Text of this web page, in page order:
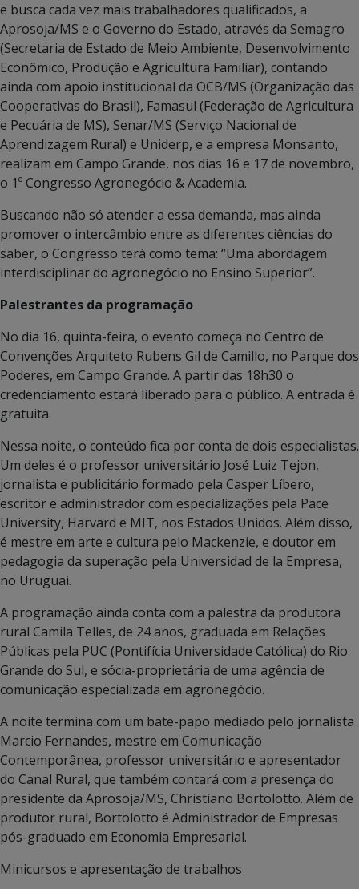
e busca cada vez mais trabalhadores qualificados, a
Aprosoja/MS e o Governo do Estado, através da Semagro
(Secretaria de Estado de Meio Ambiente, Desenvolvimento
Econômico, Produção e Agricultura Familiar), contando
ainda com apoio institucional da OCB/MS (Organização das
Cooperativas do Brasil), Famasul (Federação de Agricultura
e Pecuária de MS), Senar/MS (Serviço Nacional de
Aprendizagem Rural) e Uniderp, e a empresa Monsanto,
realizam em Campo Grande, nos dias 16 e 17 de novembro,
o 1º Congresso Agronegócio & Academia.
Buscando não só atender a essa demanda, mas ainda
promover o intercâmbio entre as diferentes ciências do
saber, o Congresso terá como tema: “Uma abordagem
interdisciplinar do agronegócio no Ensino Superior”.
Palestrantes da programação
No dia 16, quinta-feira, o evento começa no Centro de
Convenções Arquiteto Rubens Gil de Camillo, no Parque dos
Poderes, em Campo Grande. A partir das 18h30 o
credenciamento estará liberado para o público. A entrada é
gratuita.
Nessa noite, o conteúdo fica por conta de dois especialistas.
Um deles é o professor universitário José Luiz Tejon,
jornalista e publicitário formado pela Casper Líbero,
escritor e administrador com especializações pela Pace
University, Harvard e MIT, nos Estados Unidos. Além disso,
é mestre em arte e cultura pelo Mackenzie, e doutor em
pedagogia da superação pela Universidad de la Empresa,
no Uruguai.
A programação ainda conta com a palestra da produtora
rural Camila Telles, de 24 anos, graduada em Relações
Públicas pela PUC (Pontifícia Universidade Católica) do Rio
Grande do Sul, e sócia-proprietária de uma agência de
comunicação especializada em agronegócio.
A noite termina com um bate-papo mediado pelo jornalista
Marcio Fernandes, mestre em Comunicação
Contemporânea, professor universitário e apresentador
do Canal Rural, que também contará com a presença do
presidente da Aprosoja/MS, Christiano Bortolotto. Além de
produtor rural, Bortolotto é Administrador de Empresas
pós-graduado em Economia Empresarial.
Minicursos e apresentação de trabalhos